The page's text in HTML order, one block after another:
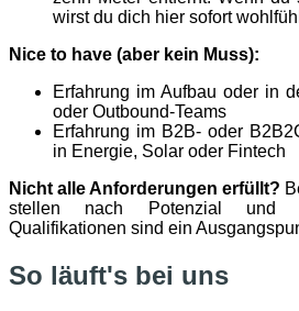
wirst du dich hier sofort
Nice to have (aber kein Muss):
Erfahrung im Aufbau oder in
oder Outbound-Teams
Erfahrung im B2B- oder
in Energie, Solar oder Fintech
Nicht alle Anforderungen erfüllt?
stellen nach Potenzial und
Qualifikationen sind ein
So läuft's bei uns